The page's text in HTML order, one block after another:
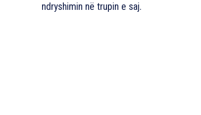
ndryshimin në trupin e saj.